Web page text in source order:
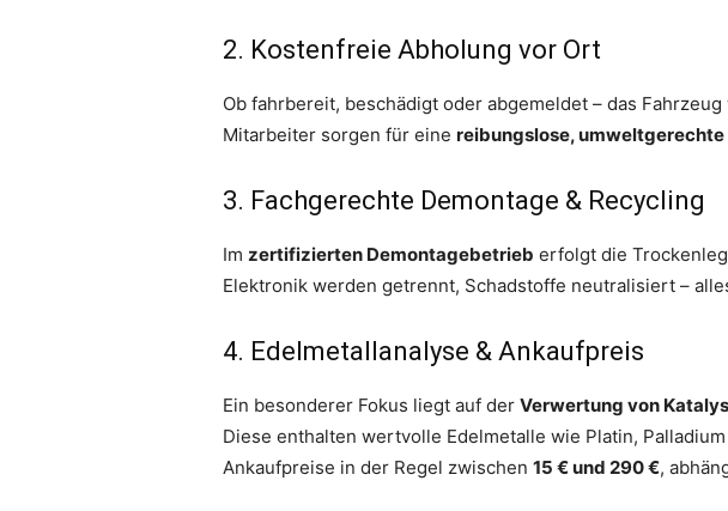
2. Kostenfreie Abholung vor Ort
Ob fahrbereit, beschädigt oder abgemeldet – das
Mitarbeiter sorgen für eine reibungslose,
3. Fachgerechte Demontage & Recycling
Im zertifizierten Demontagebetrieb erfolgt die
Elektronik werden getrennt, Schadstoffe neutralisiert –
4. Edelmetallanalyse & Ankaufpreis
Ein besonderer Fokus liegt auf der Verwertung von
Diese enthalten wertvolle Edelmetalle wie Platin,
Ankaufpreise in der Regel zwischen 15 € und 290 €,